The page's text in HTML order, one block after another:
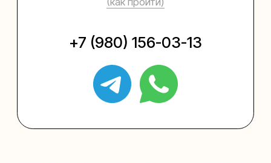
help@upakovali.online